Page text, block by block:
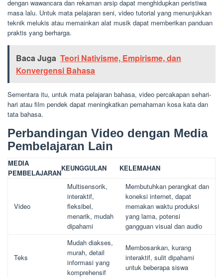
dengan wawancara dan rekaman arsip dapat menghidupkan peristiwa
masa lalu. Untuk mata pelajaran seni, video tutorial yang menunjukkan
teknik melukis atau memainkan alat musik dapat memberikan panduan
praktis yang berharga.
Baca Juga Teori Nativisme, Empirisme, dan
Konvergensi Bahasa
Sementara itu, untuk mata pelajaran bahasa, video percakapan sehari-
hari atau film pendek dapat meningkatkan pemahaman kosa kata dan
tata bahasa.
Perbandingan Video dengan Media
Pembelajaran Lain
MEDIA
PEMBELAJARAN
KEUNGGULAN KELEMAHAN
Video
Multisensorik,
interaktif,
fleksibel,
menarik, mudah
dipahami
Membutuhkan perangkat dan
koneksi internet, dapat
memakan waktu produksi
yang lama, potensi
gangguan visual dan audio
Teks
Mudah diakses,
murah, detail
informasi yang
komprehensif
Membosankan, kurang
interaktif, sulit dipahami
untuk beberapa siswa